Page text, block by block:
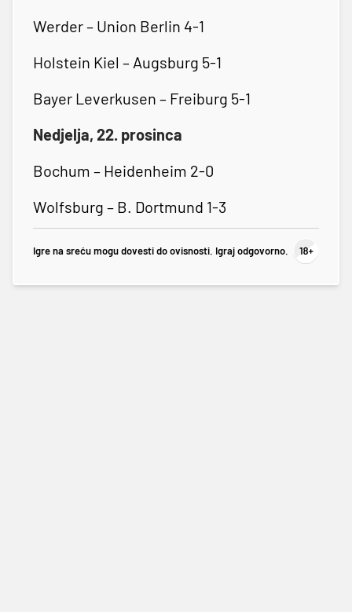
Werder – Union Berlin 4-1
Holstein Kiel – Augsburg 5-1
Bayer Leverkusen – Freiburg 5-1
Nedjelja, 22. prosinca
Bochum – Heidenheim 2-0
Wolfsburg – B. Dortmund 1-3
Igre na sreću mogu dovesti do ovisnosti. Igraj odgovorno.